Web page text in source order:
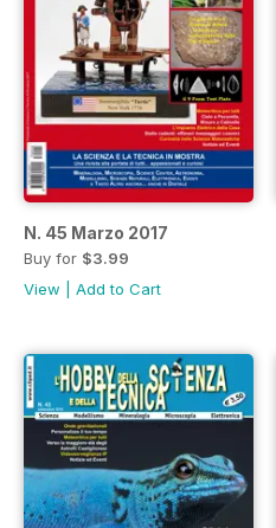
N. 45 Marzo 2017
Buy for $3.99
View
Add to Cart